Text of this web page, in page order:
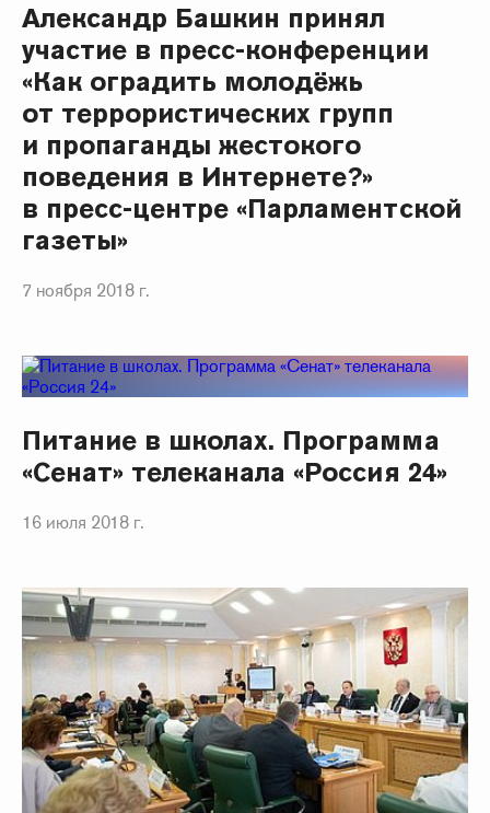
Александр Башкин принял
участие в пресс-конференции
«Как оградить молодёжь
от террористических групп
и пропаганды жестокого
поведения в Интернете?»
в пресс-центре «Парламентской
газеты»
7 ноября 2018 г.
Питание в школах. Программа
«Сенат» телеканала «Россия 24»
16 июля 2018 г.